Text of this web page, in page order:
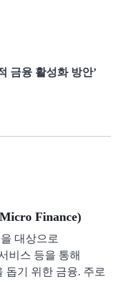
금융 활성화 방안’
Finance)
대상으로
비스 등을 통해
돕기 위한 금융. 주로